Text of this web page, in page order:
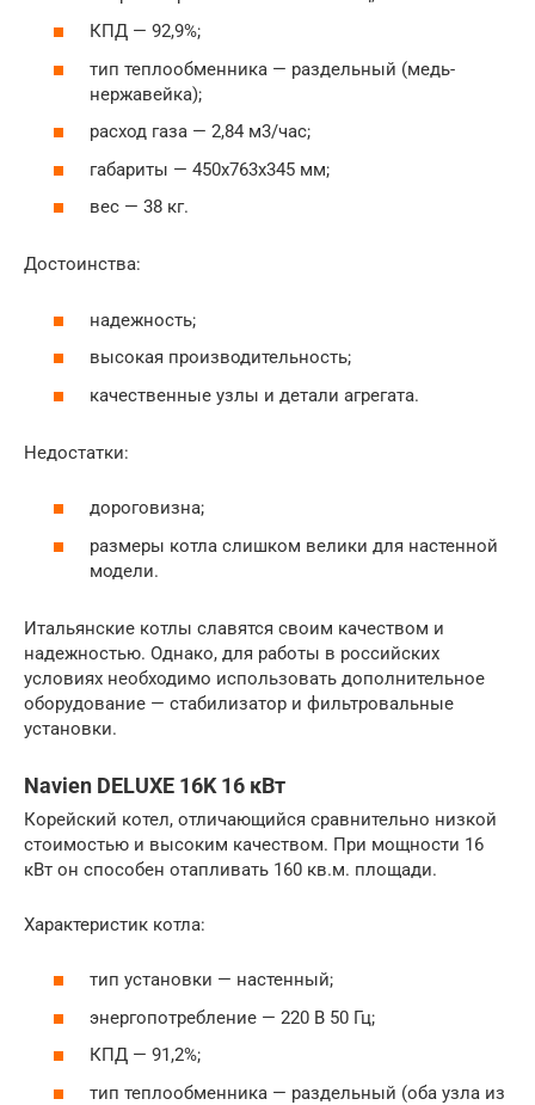
КПД — 92,9%;
тип теплообменника — раздельный (медь-
нержавейка);
расход газа — 2,84 м3/час;
габариты — 450x763x345 мм;
вес — 38 кг.
Достоинства:
надежность;
высокая производительность;
качественные узлы и детали агрегата.
Недостатки:
дороговизна;
размеры котла слишком велики для настенной
модели.
Итальянские котлы славятся своим качеством и
надежностью. Однако, для работы в российских
условиях необходимо использовать дополнительное
оборудование — стабилизатор и фильтровальные
установки.
Navien DELUXE 16K 16 кВт
Корейский котел, отличающийся сравнительно низкой
стоимостью и высоким качеством. При мощности 16
кВт он способен отапливать 160 кв.м. площади.
Характеристик котла:
тип установки — настенный;
энергопотребление — 220 В 50 Гц;
КПД — 91,2%;
тип теплообменника — раздельный (оба узла из